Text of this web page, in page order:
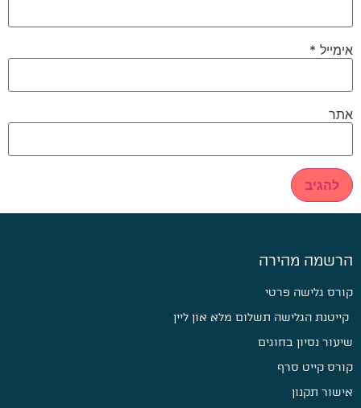
אימייל *
אתר
הרשמה מהירה
קורס גלישה פרטי
קייטנת הגלישה תשלום מלא און ליין
שיעור נסיון בחוגים
קורס קייט סרף
אישור תקנון